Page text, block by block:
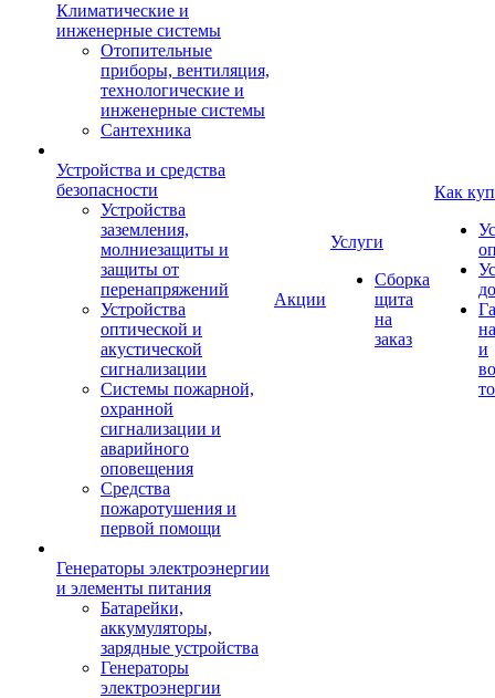
Климатические и
инженерные системы
Отопительные
приборы, вентиляция,
технологические и
инженерные системы
Сантехника
Устройства и средства
безопасности
Устройства
заземления,
молниезащиты и
защиты от
перенапряжений
Устройства
оптической и
акустической
сигнализации
Системы пожарной,
охранной
сигнализации и
аварийного
оповещения
Средства
пожаротушения и
первой помощи
Генераторы электроэнергии
и элементы питания
Батарейки,
аккумуляторы,
зарядные устройства
Генераторы
электроэнергии
Акции
Услуги
Сборка
щита
на
заказ
Как
и